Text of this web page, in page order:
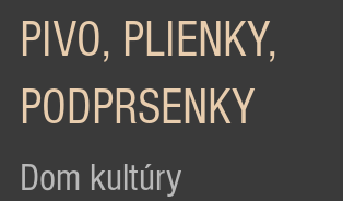
PIVO, PLIENKY,
PODPRSENKY
Dom kultúry